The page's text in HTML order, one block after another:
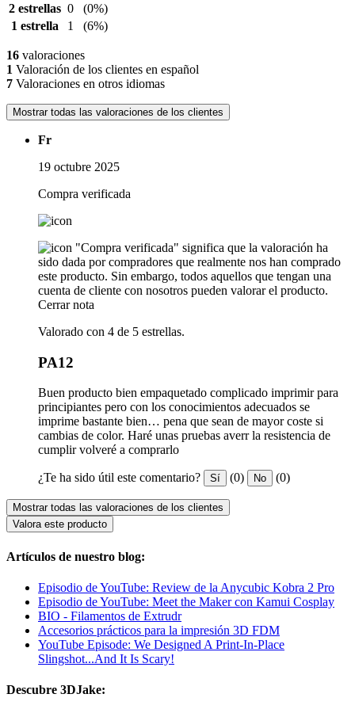
2 estrellas 0
(0%)
1 estrella
1 (6%)
16 valoraciones
1 Valoración de los clientes en español
7 Valoraciones en otros idiomas
Mostrar todas las valoraciones de los clientes
Fr
19 octubre 2025
Compra verificada
"Compra verificada" significa que la valoración ha
sido dada por compradores que realmente nos han comprado
este producto. Sin embargo, todos aquellos que tengan una
cuenta de cliente con nosotros pueden valorar el producto.
Cerrar nota
Valorado con 4 de 5 estrellas.
PA12
Buen producto bien empaquetado complicado imprimir para
principiantes pero con los conocimientos adecuados se
imprime bastante bien… pena que sean de mayor coste si
cambias de color. Haré unas pruebas averr la resistencia de
cumplir volveré a comprarlo
¿Te ha sido útil este comentario? Sí (0) No (0)
Mostrar todas las valoraciones de los clientes
Valora este producto
Artículos de nuestro blog:
Episodio de YouTube: Review de la Anycubic Kobra 2 Pro
Episodio de YouTube: Meet the Maker con Kamui Cosplay
BIO - Filamentos de Extrudr
Accesorios prácticos para la impresión 3D FDM
YouTube Episode: We Designed A Print-In-Place
Slingshot...And It Is Scary!
Descubre 3DJake: